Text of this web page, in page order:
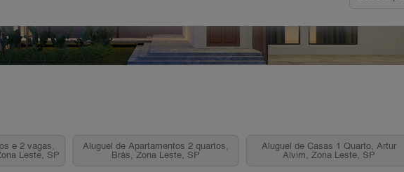
e 2 vagas,
Leste, SP
Aluguel de Apartamentos 2 quartos,
Brás, Zona Leste, SP
Aluguel de Casas 1 Quarto, Artur
Alvim, Zona Leste, SP